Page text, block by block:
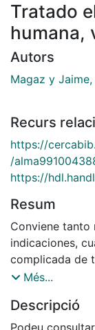
Tratado
humana,
Autors
Magaz y
Recurs
https://
/
https://
Resum
Conviene tanto
indicaciones,
complicada de
organismo no
contribucion
Física, de la
Més...
Descripció
Podeu